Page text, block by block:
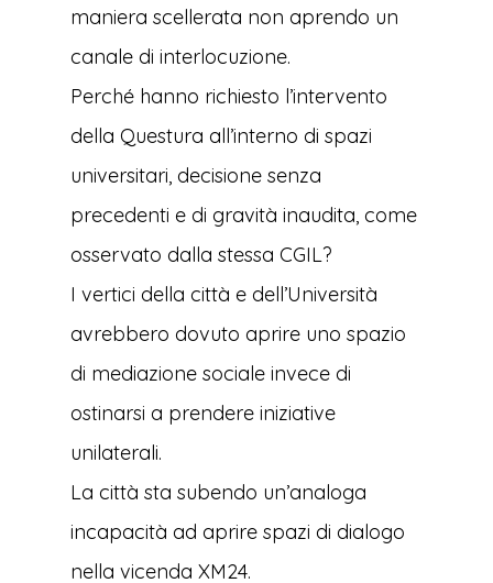
maniera scellerata non aprendo un
canale di interlocuzione.
Perché hanno richiesto l’intervento
della Questura all’interno di spazi
universitari, decisione senza
precedenti e di gravità inaudita, come
osservato dalla stessa CGIL?
I vertici della città e dell’Università
avrebbero dovuto aprire uno spazio
di mediazione sociale invece di
ostinarsi a prendere iniziative
unilaterali.
La città sta subendo un’analoga
incapacità ad aprire spazi di dialogo
nella vicenda XM24.